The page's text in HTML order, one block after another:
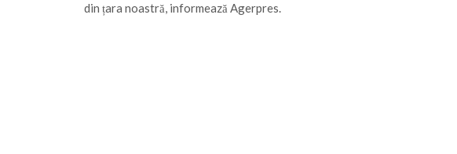
din țara noastră, informează Agerpres.